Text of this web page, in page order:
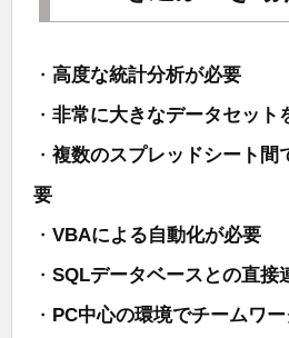
・ 高度な統計分析が必要
・ 非常に大きなデータセット
・ 複数のスプレッドシート間
要
・ VBAによる自動化が必要
・ SQLデータベースとの直接
・ PC中心の環境でチームワ